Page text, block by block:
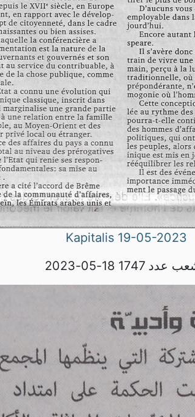
Kapitalis 19-05-2023
عدد 1747 18-05-2023